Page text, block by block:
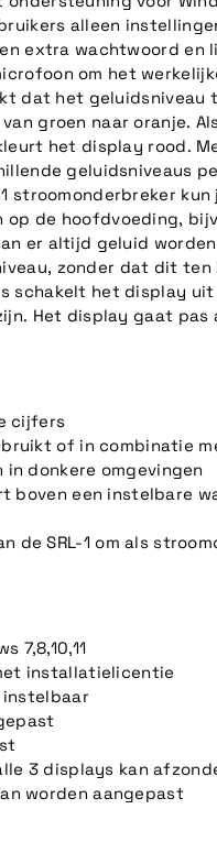
alleen
extra wachtwoord en
om het
dat het geluidsniveau
groen naar oranje.
het display rood.
geluidsniveaus
stroomonderbreker
de hoofdvoeding,
er altijd geluid
zonder dat dit ten
schakelt het display uit
Het display gaat pas
cijfers
of in combinatie
donkere omgevingen
boven een instelbare
de SRL-1 om als
7,8,10,11
installatielicentie
instelbaar
3 displays kan
worden aangepast